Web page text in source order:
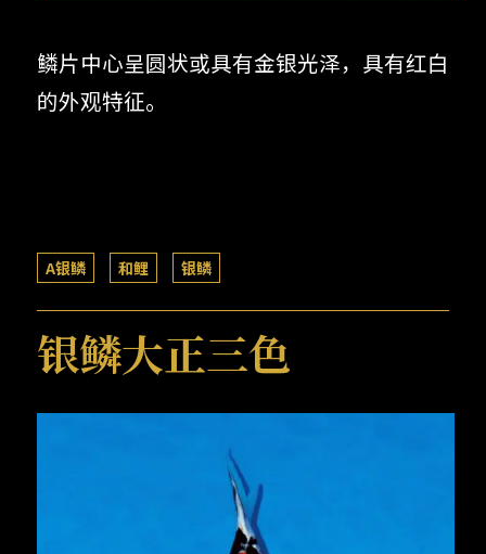
鳞片中心呈圆状或具有金银光泽，具有红白
的外观特征。
A银鳞 和鲤 银鳞
银鳞大正三色